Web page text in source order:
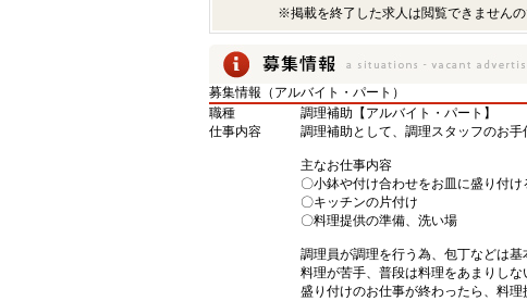
※掲載を終了した求人は閲覧できません
募集情報（アルバイト・パート）
職種
調理補助【アルバイト・パート】
仕事内容
調理補助として、調理スタッフのお手
主なお仕事内容
〇小鉢や付け合わせをお皿に盛り付け
〇キッチンの片付け
〇料理提供の準備、洗い場
調理員が調理を行う為、包丁などは基
料理が苦手、普段は料理をあまりし
盛り付けのお仕事が終わったら、料理